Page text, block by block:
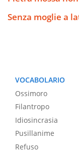
Senza moglie a
VOCABOLARIO
Ossimoro
Filantropo
Idiosincrasia
Pusillanime
Refuso